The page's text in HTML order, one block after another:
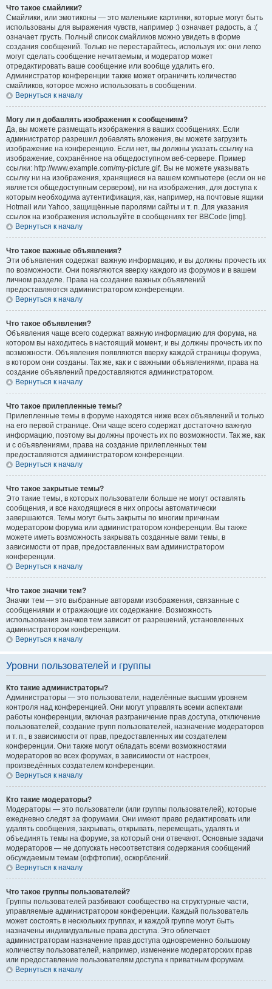
Что такое смайлики?
Смайлики, или эмотиконы — это маленькие картинки, которые могут быть
использованы для выражения чувств, например :) означает радость, а :(
означает грусть. Полный список смайликов можно увидеть в форме
создания сообщений. Только не перестарайтесь, используя их: они легко
могут сделать сообщение нечитаемым, и модератор может
отредактировать ваше сообщение или вообще удалить его.
Администратор конференции также может ограничить количество
смайликов, которое можно использовать в сообщении.
Вернуться к началу
Могу ли я добавлять изображения к сообщениям?
Да, вы можете размещать изображения в ваших сообщениях. Если
администратор разрешил добавлять вложения, вы можете загрузить
изображение на конференцию. Если нет, вы должны указать ссылку на
изображение, сохранённое на общедоступном веб-сервере. Пример
ссылки: http://www.example.com/my-picture.gif. Вы не можете указывать
ссылку ни на изображения, хранящиеся на вашем компьютере (если он не
является общедоступным сервером), ни на изображения, для доступа к
которым необходима аутентификация, как, например, на почтовые ящики
Hotmail или Yahoo, защищённые паролями сайты и т. п. Для указания
ссылок на изображения используйте в сообщениях тег BBCode [img].
Вернуться к началу
Что такое важные объявления?
Эти объявления содержат важную информацию, и вы должны прочесть их
по возможности. Они появляются вверху каждого из форумов и в вашем
личном разделе. Права на создание важных объявлений
предоставляются администратором конференции.
Вернуться к началу
Что такое объявления?
Объявления чаще всего содержат важную информацию для форума, на
котором вы находитесь в настоящий момент, и вы должны прочесть их по
возможности. Объявления появляются вверху каждой страницы форума,
в котором они созданы. Так же, как и с важными объявлениями, права на
создание объявлений предоставляются администратором.
Вернуться к началу
Что такое прилепленные темы?
Прилепленные темы в форуме находятся ниже всех объявлений и только
на его первой странице. Они чаще всего содержат достаточно важную
информацию, поэтому вы должны прочесть их по возможности. Так же, как
и с объявлениями, права на создание прилепленных тем
предоставляются администратором конференции.
Вернуться к началу
Что такое закрытые темы?
Это такие темы, в которых пользователи больше не могут оставлять
сообщения, и все находящиеся в них опросы автоматически
завершаются. Темы могут быть закрыты по многим причинам
модератором форума или администратором конференции. Вы также
можете иметь возможность закрывать созданные вами темы, в
зависимости от прав, предоставленных вам администратором
конференции.
Вернуться к началу
Что такое значки тем?
Значки тем — это выбранные авторами изображения, связанные с
сообщениями и отражающие их содержание. Возможность
использования значков тем зависит от разрешений, установленных
администратором конференции.
Вернуться к началу
Уровни пользователей и группы
Кто такие администраторы?
Администраторы — это пользователи, наделённые высшим уровнем
контроля над конференцией. Они могут управлять всеми аспектами
работы конференции, включая разграничение прав доступа, отключение
пользователей, создание групп пользователей, назначение модераторов
и т. п., в зависимости от прав, предоставленных им создателем
конференции. Они также могут обладать всеми возможностями
модераторов во всех форумах, в зависимости от настроек,
произведённых создателем конференции.
Вернуться к началу
Кто такие модераторы?
Модераторы — это пользователи (или группы пользователей), которые
ежедневно следят за форумами. Они имеют право редактировать или
удалять сообщения, закрывать, открывать, перемещать, удалять и
объединять темы на форуме, за который они отвечают. Основные задачи
модераторов — не допускать несоответствия содержания сообщений
обсуждаемым темам (оффтопик), оскорблений.
Вернуться к началу
Что такое группы пользователей?
Группы пользователей разбивают сообщество на структурные части,
управляемые администратором конференции. Каждый пользователь
может состоять в нескольких группах, и каждой группе могут быть
назначены индивидуальные права доступа. Это облегчает
администраторам назначение прав доступа одновременно большому
количеству пользователей, например, изменение модераторских прав
или предоставление пользователям доступа к приватным форумам.
Вернуться к началу